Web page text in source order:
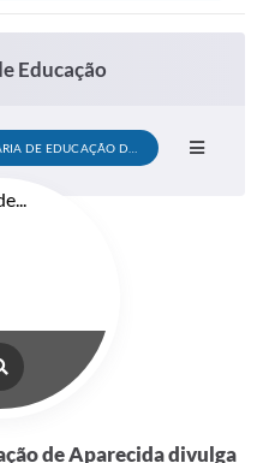
Educação
de Aparecida divulga